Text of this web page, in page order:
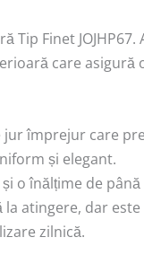
Finet
care asigură
împrejur care
și elegant.
o înălțime de până
atingere, dar
zilnică.